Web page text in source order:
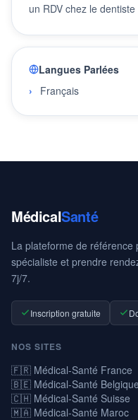
un RDV chez le
Langues Parlées
Français
MédicalSanté
La plateforme de
spécialiste et prendre
7j/7.
Inscription gratuite
NOS SITES
🇫🇷 Médical-Santé France
🇧🇪 Médical-Santé Belgique
🇨🇭 Médical-Santé Suisse
🇲🇦 Médical-Santé Maroc